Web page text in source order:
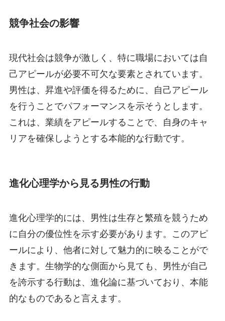
競争社会の影響
現代社会は競争が激しく、特に職場においては自
己アピールが必要不可欠な要素とされています。
男性は、昇進や評価を得るために、自己アピール
を行うことでパフォーマンスを示そうとします。
これは、業績をアピールすることで、自身のキャ
リアを確保しようとする本能的な行動です。
進化心理学から見る男性の行動
進化心理学的には、男性は生存と繁殖を競うため
に自分の優位性を示す必要があります。このアピ
ールにより、他者に対して魅力的に映ることがで
きます。生物学的な側面から見ても、男性が自己
を誇示する行動は、進化論に基づいており、本能
的なものであると言えます。